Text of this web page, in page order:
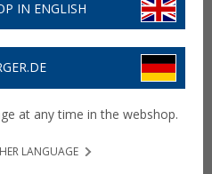
IN ENGLISH
at any time in the webshop.
LANGUAGE